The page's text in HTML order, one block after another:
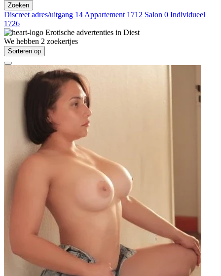
Zoeken
Discreet adres/uitgang 14 Appartement 1712 Salon 0 Individueel
1726
Erotische advertenties in Diest
We hebben 2 zoekertjes
Sorteren op